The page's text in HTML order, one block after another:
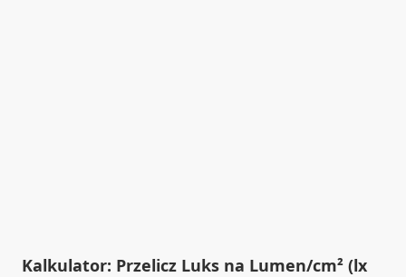
Kalkulator: Przelicz Luks na Lumen/cm² (lx